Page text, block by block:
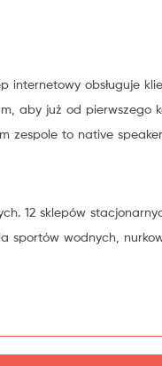
internetowy obsługuje
aby już od pierwszego
to native
12 sklepów
wodnych,